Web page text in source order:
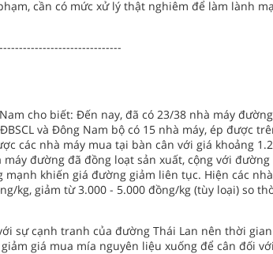
cần có mức xử lý thật nghiêm để làm lành
cho biết: Đến nay, đã có 23/38 nhà máy
và Đông Nam bộ có 15 nhà máy, ép được
các nhà máy mua tại bàn cân với giá khoảng
đường đã đồng loạt sản xuất, cộng với đường
khiến giá đường giảm liên tục. Hiện các
kg, giảm từ 3.000 - 5.000 đồng/kg (tùy loại) so
sự cạnh tranh của đường Thái Lan nên thời
giá mua mía nguyên liệu xuống để cân đối